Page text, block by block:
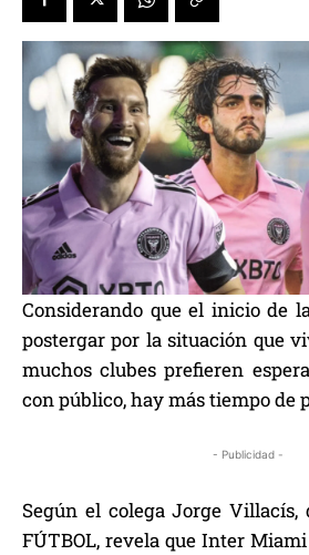
Considerando que el inicio de
postergar por la situación que
muchos clubes prefieren
con público, hay más tiempo de
- Publicidad -
Según el colega Jorge Villacís,
FÚTBOL, revela que Inter